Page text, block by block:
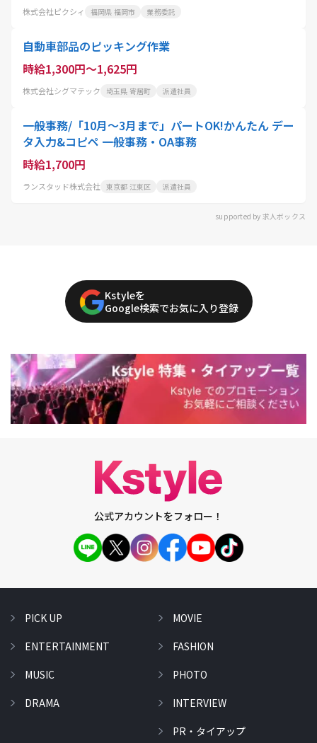
株式会社ピクシィ 福岡県 福岡市 業務委託
自動車部品のピッキング作業
時給1,300円～1,625円
株式会社シグマテック 埼玉県 寄居町 派遣社員
一般事務/「10月～3月まで」パートOK!かんたん デー
タ入力&コピペ 一般事務・OA事務
時給1,700円
ランスタッド株式会社 東京都 江東区 派遣社員
supported by 求人ボックス
Kstyleを
Google検索でお気に入り登録
公式アカウントをフォロー！
PICK UP
ENTERTAINMENT
MUSIC
DRAMA
MOVIE
FASHION
PHOTO
INTERVIEW
PR・タイアップ